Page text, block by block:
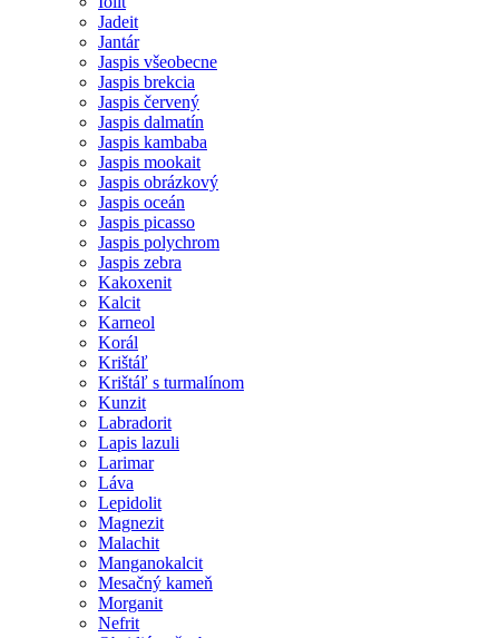
Jadeit
Jantár
Jaspis všeobecne
Jaspis brekcia
Jaspis červený
Jaspis dalmatín
Jaspis kambaba
Jaspis mookait
Jaspis obrázkový
Jaspis oceán
Jaspis picasso
Jaspis polychrom
Jaspis zebra
Kakoxenit
Kalcit
Karneol
Korál
Krištáľ
Krištáľ s turmalínom
Kunzit
Labradorit
Lapis lazuli
Larimar
Láva
Lepidolit
Magnezit
Malachit
Manganokalcit
Mesačný kameň
Morganit
Nefrit